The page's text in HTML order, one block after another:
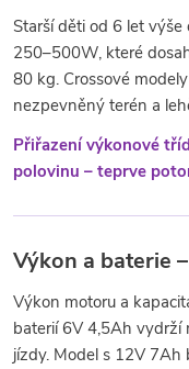
Starší děti od 6 let
250–500W, které
80 kg. Crossové
nezpevněný terén a
Přiřazení výkonové
polovinu – teprve
Výkon a baterie
Výkon motoru a
baterií 6V 4,5Ah vydrží
jízdy. Model s 12V